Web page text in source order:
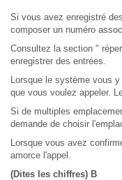
Si vous avez enregistré
composer un numéro
Consultez la section "
enregistrer des entrées.
Lorsque le système vous
que vous voulez appeler.
Si de multiples
demande de choisir
Lorsque vous avez
amorce l'appel.
(Dites les chiffres) B